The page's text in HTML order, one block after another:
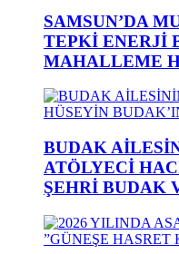
SAMSUN’DA
TEPKİ ENERJİ
MAHALLEME
BUDAK
ATÖLYECİ
ŞEHRİ BUDAK